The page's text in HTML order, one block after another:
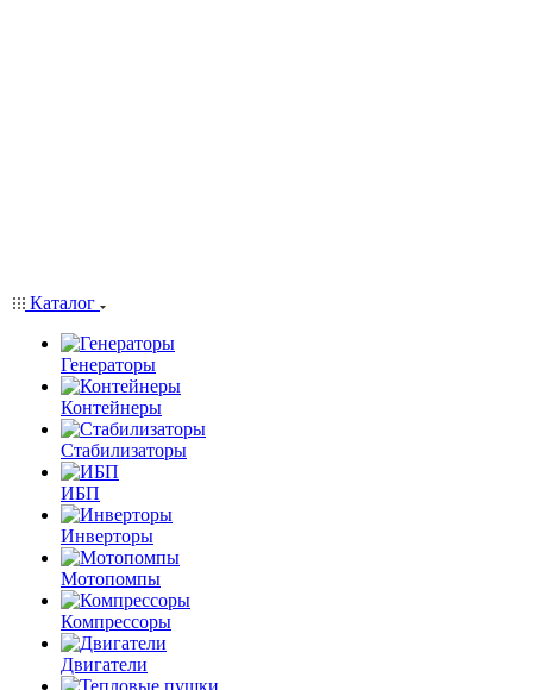
Каталог
Генераторы
Контейнеры
Стабилизаторы
ИБП
Инверторы
Мотопомпы
Компрессоры
Двигатели